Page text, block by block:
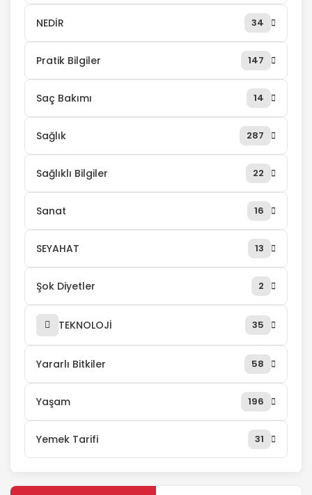
NEDİR 34
Pratik Bilgiler 147
Saç Bakımı 14
Sağlık 287
Sağlıklı Bilgiler 22
Sanat 16
SEYAHAT 13
Şok Diyetler 2
TEKNOLOJİ 35
Yararlı Bitkiler 58
Yaşam 196
Yemek Tarifi 31